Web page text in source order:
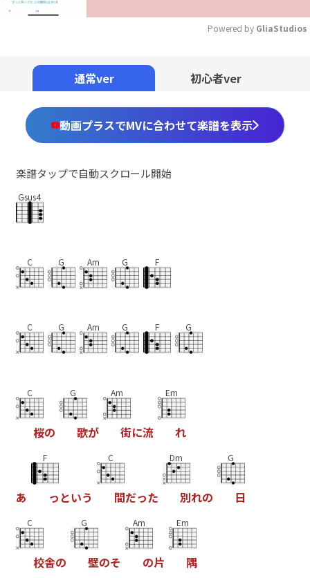
Powered by GliaStudios
通常ver 初心者ver
動画プラスでMVに合わせて楽譜を表示
楽譜タップで自動スクロール開始
Gsus4
C G Am G F
C G Am G F G
C
桜の
G
歌が
Am
街に流
Em
れ
あ
F
っ という
C
間だった
Dm
別れの
G
日
C
校舎の
G
壁のそ
Am
の片
Em
隅